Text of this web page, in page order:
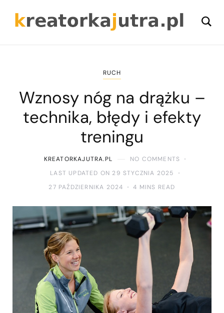
RUCH
Wznosy nóg na drążku –
technika, błędy i efekty
treningu
KREATORKAJUTRA.PL
NO COMMENTS
LAST UPDATED ON 29 STYCZNIA 2025
27 PAŹDZIERNIKA 2024
4 MINS READ